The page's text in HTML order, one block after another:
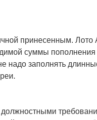
принесенным. Лото
суммы пополнения
надо заполнять
должностными